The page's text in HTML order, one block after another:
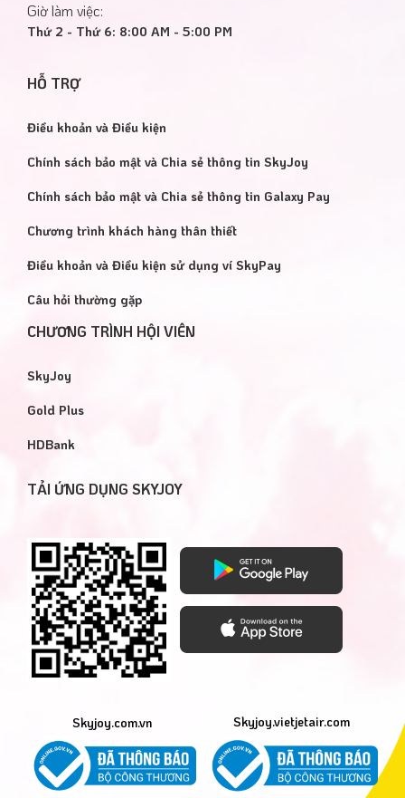
Giờ làm việc:
Thứ 2 - Thứ 6: 8:00 AM - 5:00 PM
HỖ TRỢ
Điều khoản và Điều kiện
Chính sách bảo mật và Chia sẻ thông tin SkyJoy
Chính sách bảo mật và Chia sẻ thông tin Galaxy Pay
Chương trình khách hàng thân thiết
Điều khoản và Điều kiện sử dụng ví SkyPay
Câu hỏi thường gặp
CHƯƠNG TRÌNH HỘI VIÊN
SkyJoy
Gold Plus
HDBank
TẢI ỨNG DỤNG SKYJOY
Skyjoy.com.vn Skyjoy.vietjetair.com